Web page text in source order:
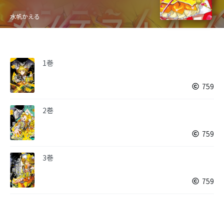
水帆かえる
1巻
759
2巻
759
3巻
759